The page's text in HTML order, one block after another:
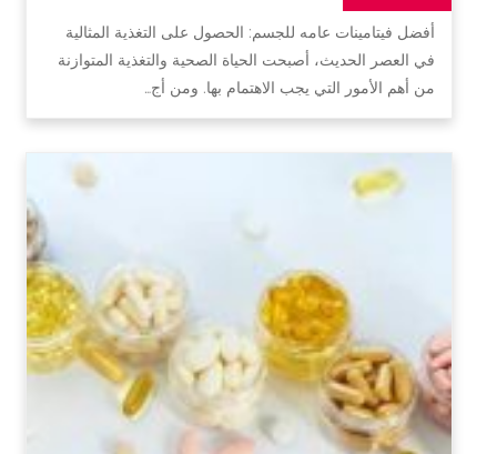
أفضل فيتامينات عامه للجسم: الحصول على التغذية المثالية
في العصر الحديث، أصبحت الحياة الصحية والتغذية المتوازنة
من أهم الأمور التي يجب الاهتمام بها. ومن أج…